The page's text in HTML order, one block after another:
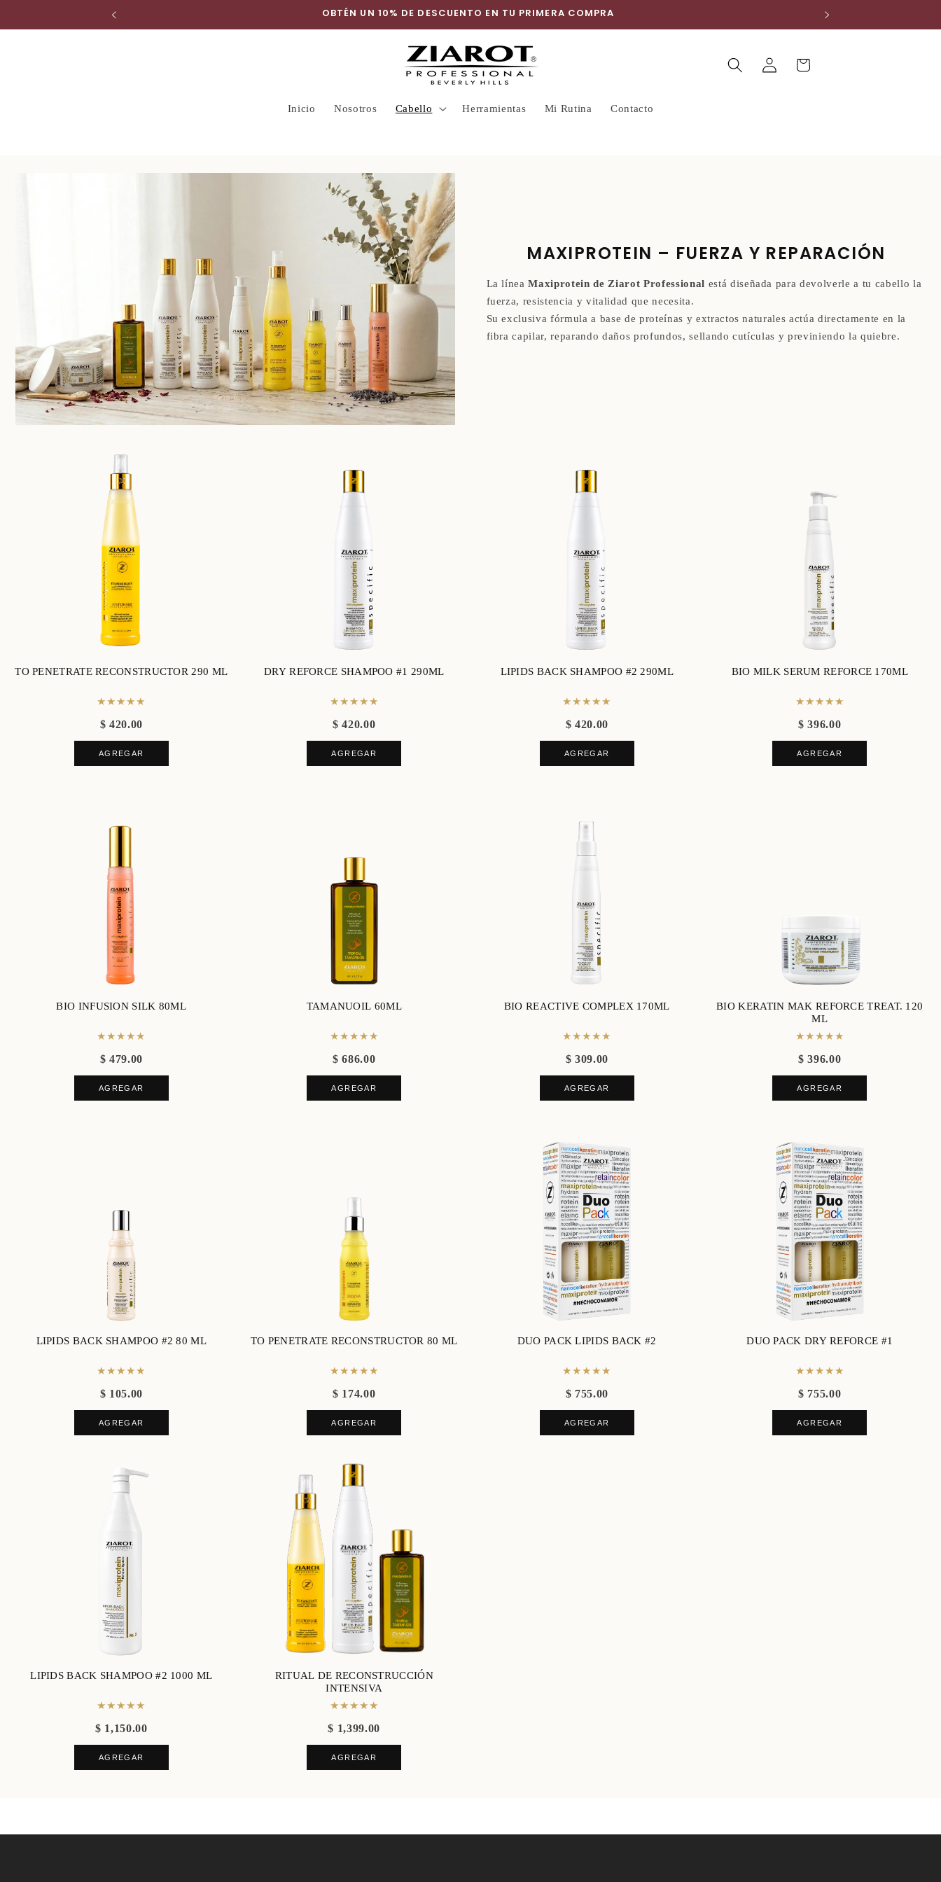
al contenido
OBTÉN UN 10% DE DESCUENTO EN TU PRIMERA COMPRA
Inicio Nosotros Cabello Herramientas Mi Rutina Contacto
Buscar
Iniciar
sesión
Carrito
MAXIPROTEIN – FUERZA Y REPARACIÓN
La líneaMaxiprotein de Ziarot Professional está diseñada para devolverle a tu cabello la
fuerza, resistencia y vitalidad que necesita.
Su exclusiva fórmula a base de proteínas y extractos naturales actúa directamente en la
fibra capilar, reparando daños profundos, sellando cutículas y previniendo la quiebre.
TO PENETRATE RECONSTRUCTOR 290 ML
★★★★★
$ 420.00
AGREGAR
DRY REFORCE SHAMPOO #1 290ML
★★★★★
$ 420.00
AGREGAR
LIPIDS BACK SHAMPOO #2 290ML
★★★★★
$ 420.00
AGREGAR
BIO MILK SERUM REFORCE 170ML
★★★★★
$ 396.00
AGREGAR
BIO INFUSION SILK 80ML
★★★★★
$ 479.00
AGREGAR
TAMANUOIL 60ML
★★★★★
$ 686.00
AGREGAR
BIO REACTIVE COMPLEX 170ML
★★★★★
$ 309.00
AGREGAR
BIO KERATIN MAK REFORCE TREAT. 120
ML
★★★★★
$ 396.00
AGREGAR
LIPIDS BACK SHAMPOO #2 80 ML
★★★★★
$ 105.00
AGREGAR
TO PENETRATE RECONSTRUCTOR 80 ML
★★★★★
$ 174.00
AGREGAR
DUO PACK LIPIDS BACK #2
★★★★★
$ 755.00
AGREGAR
DUO PACK DRY REFORCE #1
★★★★★
$ 755.00
AGREGAR
LIPIDS BACK SHAMPOO #2 1000 ML
★★★★★
$ 1,150.00
AGREGAR
RITUAL DE RECONSTRUCCIÓN
INTENSIVA
★★★★★
$ 1,399.00
AGREGAR